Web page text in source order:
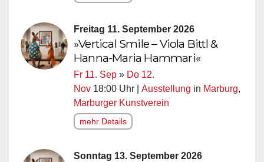
Freitag 11. September 2026
»Vertical Smile – Viola Bittl &
Hanna-Maria Hammari«
Fr 11. Sep » Do 12.
Nov 18:00 Uhr | Ausstellung in Marburg,
Marburger Kunstverein
mehr Details
Sonntag 13. September 2026